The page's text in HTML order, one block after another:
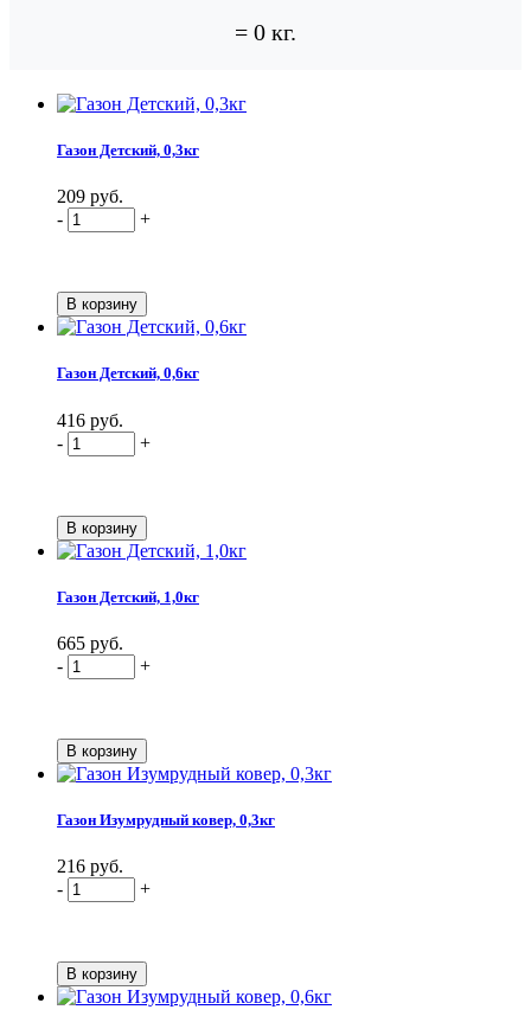
= 0 кг.
Газон Детский, 0,3кг
209 руб.
-
+
Газон Детский, 0,6кг
416 руб.
-
+
Газон Детский, 1,0кг
665 руб.
-
+
Газон Изумрудный ковер, 0,3кг
216 руб.
-
+